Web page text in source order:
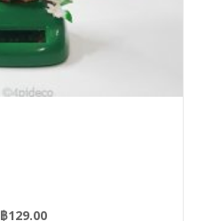
Original
฿129.00Current